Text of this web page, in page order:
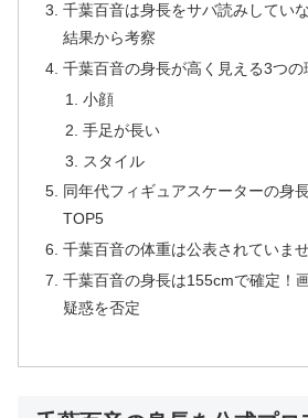
千葉百音は身長をサバ読みしてい
結果から考察
千葉百音の身長が高く見える3つの
小顔
手足が長い
スタイル
同年代フィギュアスケーターの身
TOP5
千葉百音の体重は公表されていませ
千葉百音の身長は155cmで確定！
疑惑を否定